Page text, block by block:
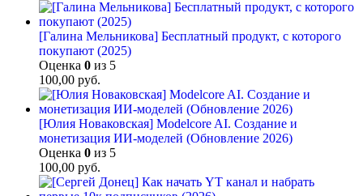
[Галина Мельникова] Бесплатный продукт, с которого
покупают (2025)
Оценка 0 из 5
100,00 руб.
[Юлия Новаковская] Modelcore AI. Создание и
монетизация ИИ-моделей (Обновление 2026)
Оценка 0 из 5
100,00 руб.